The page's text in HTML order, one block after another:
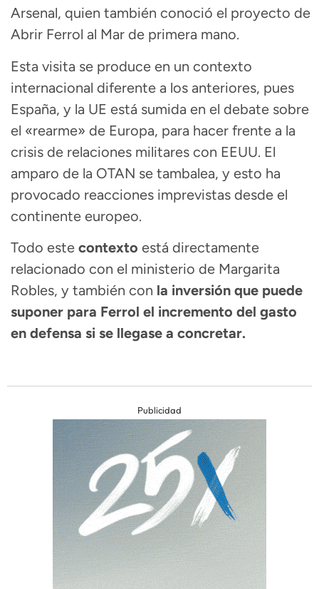
Arsenal, quien también conoció el proyecto de
Abrir Ferrol al Mar de primera mano.
Esta visita se produce en un contexto
internacional diferente a los anteriores, pues
España, y la UE está sumida en el debate sobre
el «rearme» de Europa, para hacer frente a la
crisis de relaciones militares con EEUU. El
amparo de la OTAN se tambalea, y esto ha
provocado reacciones imprevistas desde el
continente europeo.
Todo este contexto está directamente
relacionado con el ministerio de Margarita
Robles, y también con la inversión que puede
suponer para Ferrol el incremento del gasto
en defensa si se llegase a concretar.
Publicidad